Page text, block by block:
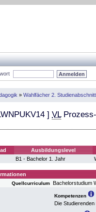
» Wahlfächer 2. Studienabschnitt
] VLProzess-
Ausbildungslevel
B1 - Bachelor 1. Jahr
Quellcurriculum Bachelorstudium
Kompetenzen
Die